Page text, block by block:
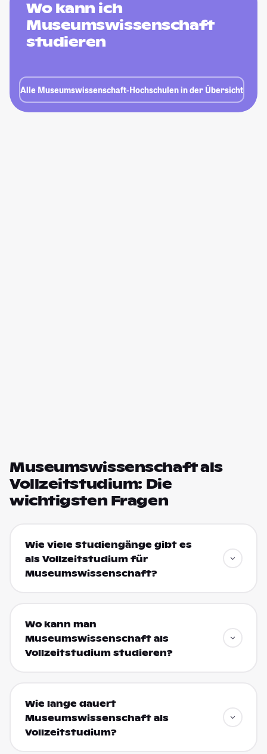
Wo kann ich
Museumswissenschaft
studieren
Alle Museumswissenschaft-Hochschulen in der Übersicht
Museumswissenschaft als
Vollzeitstudium: Die
wichtigsten Fragen
Wie viele Studiengänge gibt es
als Vollzeitstudium für
Museumswissenschaft?
Wo kann man
Museumswissenschaft als
Vollzeitstudium studieren?
Wie lange dauert
Museumswissenschaft als
Vollzeitstudium?